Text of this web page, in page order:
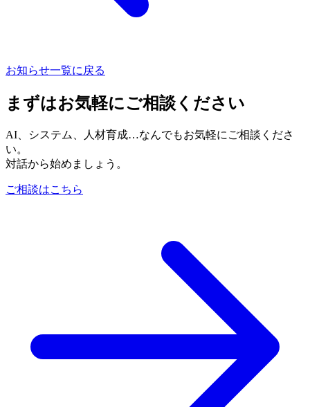
お知らせ一覧に戻る
まずはお気軽にご相談ください
AI、システム、人材育成…なんでもお気軽にご相談くださ
い。
対話から始めましょう。
ご相談はこちら